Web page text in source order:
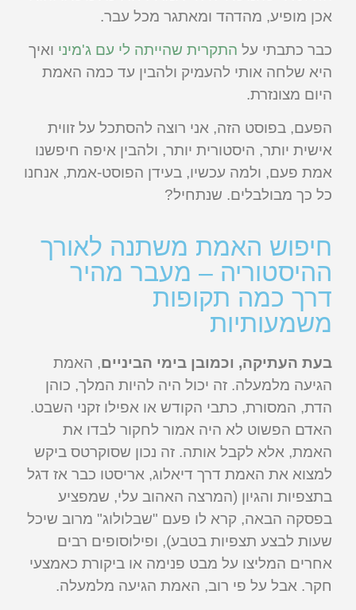
אכן מופיע, מהדהד ומאתגר מכל עבר.
כבר כתבתי על התקרית שהייתה לי עם ג'מיני ואיך
היא שלחה אותי להעמיק ולהבין עד כמה האמת
היום מצונזרת.
הפעם, בפוסט הזה, אני רוצה להסתכל על זווית
אישית יותר, היסטורית יותר, ולהבין איפה חיפשנו
אמת פעם, ולמה עכשיו, בעידן הפוסט-אמת, אנחנו
כל כך מבולבלים. שנתחיל?
חיפוש האמת משתנה לאורך
ההיסטוריה – מעבר מהיר
דרך כמה תקופות
משמעותיות
בעת העתיקה, וכמובן בימי הביניים, האמת
הגיעה מלמעלה. זה יכול היה להיות המלך, כוהן
הדת, המסורת, כתבי הקודש או אפילו זקני השבט.
האדם הפשוט לא היה אמור לחקור לבדו את
האמת, אלא לקבל אותה. זה נכון שסוקרטס ביקש
למצוא את האמת דרך דיאלוג, אריסטו כבר אז דגל
בתצפיות והגיון (המרצה האהוב עלי, שמפציע
בפסקה הבאה, קרא לו פעם "שבלולוג" מרוב שיכל
שעות לבצע תצפיות בטבע), ופילוסופים רבים
אחרים המליצו על מבט פנימה או ביקורת כאמצעי
חקר. אבל על פי רוב, האמת הגיעה מלמעלה.